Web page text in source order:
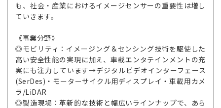
も、社会・産業におけるイメージセンサーの重要性は増し
ていきます。
《事業分野》
◎モビリティ：イメージング＆センシング技術を駆使した
高い安全性能の実現に加え、車載エンタテインメントの充
実にも注力しています→デジタルビデオインターフェース
(SerDes)・モーターサイクル用ディスプレイ・車載用カメ
ラ/LiDAR
◎製造現場：革新的な技術と幅広いラインナップで、あら